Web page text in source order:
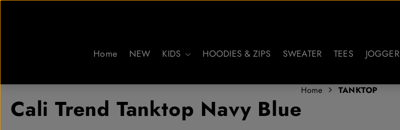
Home NEW KIDS HOODIES & ZIPS SWEATER TEES JOGGER
Home TANKTOP
Cali Trend Tanktop Navy Blue